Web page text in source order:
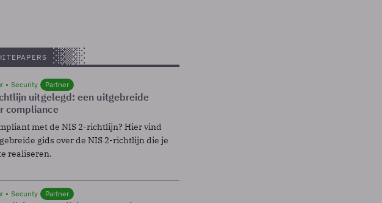
Security Partner
uitgelegd: een uitgebreide
compliance
met de NIS 2-richtlijn? Hier vind
gids over de NIS 2-richtlijn die je
realiseren.
Security Partner